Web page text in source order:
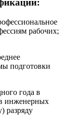
рабочих;
подготовки
года в
инженерных
разряду